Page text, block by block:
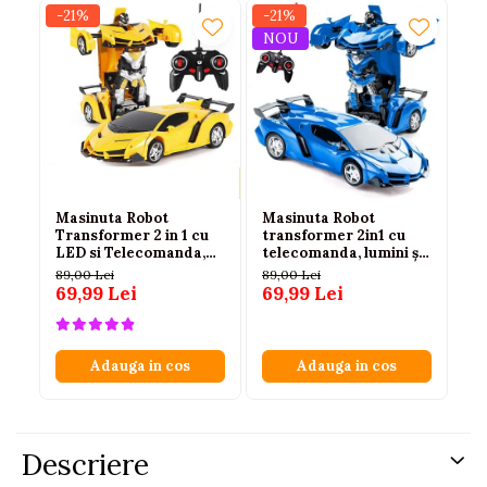
-21%
Masinuta Robot
Transformer 2 in 1 cu
LED si Telecomanda,
Scara 1:18, Galbena, 6
ani+
89,00 Lei
69,99 Lei
Adauga in cos
-21%
NOU
Masinuta Robot
transformer 2in1 cu
telecomanda, lumini și
sunete, 1:18, albastra,
2.4 GHz, 6 ani+
89,00 Lei
69,99 Lei
Adauga in cos
Descriere